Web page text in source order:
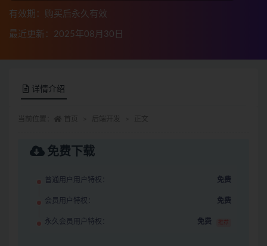
有效期：购买后永久有效
最近更新：2025年08月30日
详情介绍
免费下载
普通用户用户特权： 免费
会员用户特权： 免费
永久会员用户特权： 免费 推荐